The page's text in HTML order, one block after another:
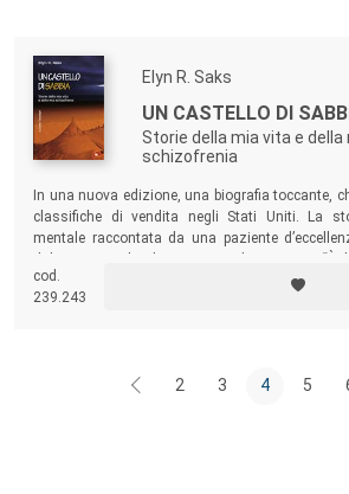
Elyn R. Saks
UN CASTELLO DI
Storie della mia vita e della
schizofrenia
In una nuova edizione, una biografia toccante,
classifiche di vendita negli Stati Uniti. La
mentale raccontata da una paziente
positivo sulla schizofrenia che abbia mai
Sacks, autore de
cod.
239.243
2 3 4 5